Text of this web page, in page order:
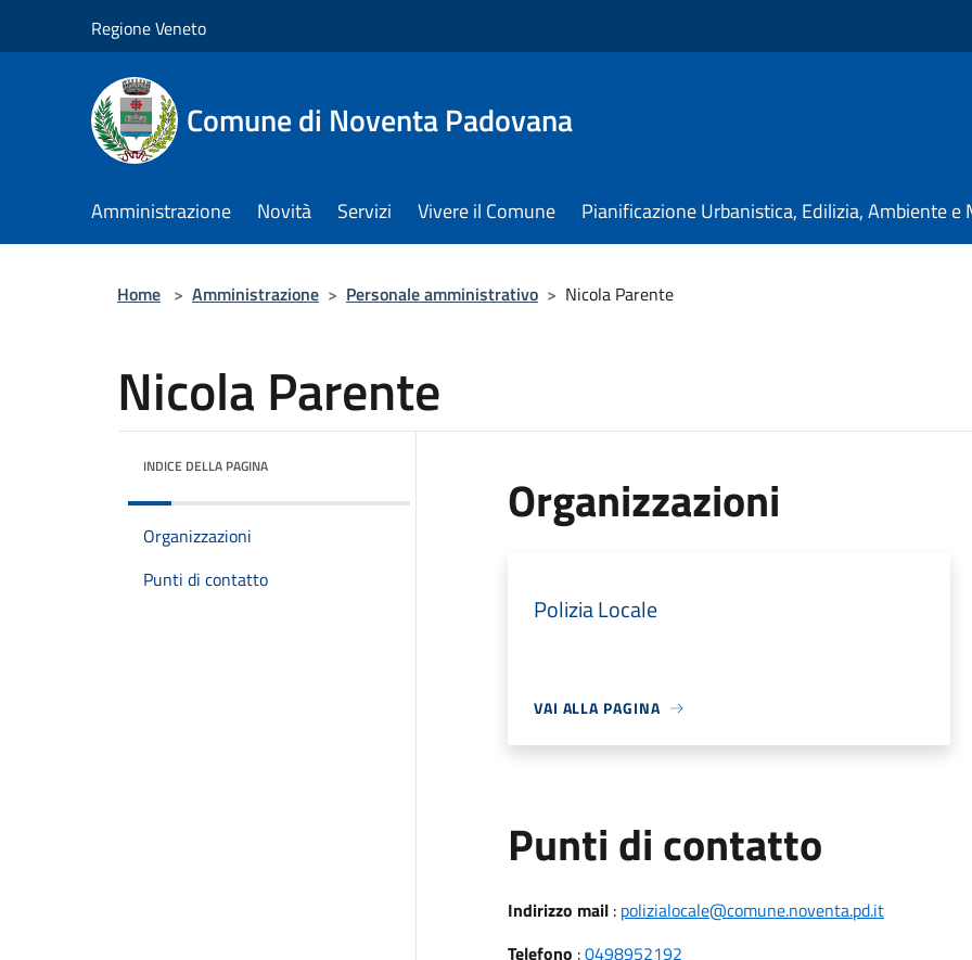
Regione Veneto
Comune di Noventa Padovana
Amministrazione Novità Servizi Vivere il Comune Pianificazione Urbanistica, Edilizia, Ambiente
Home > Amministrazione > Personale amministrativo > Nicola Parente
Nicola Parente
INDICE DELLA PAGINA
Organizzazioni
Punti di contatto
Organizzazioni
Polizia Locale
VAI ALLA PAGINA
Punti di contatto
Indirizzo mail: polizialocale@comune.noventa.pd.it
Telefono :0498952192